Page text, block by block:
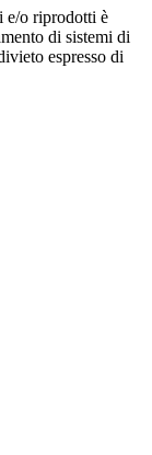
e/o riprodotti è
di sistemi di
espresso di